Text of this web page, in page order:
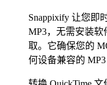
Snappixify 让您即
MP3，无需安装
取。它确保您的
何设备兼容的 MP3